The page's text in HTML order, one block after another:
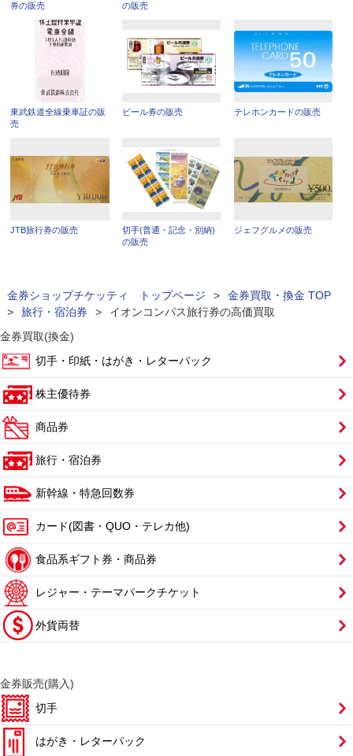
券の販売
の販売
東武鉄道全線乗車証の販
売
ビール券の販売 テレホンカードの販売
JTB旅行券の販売
切手(普通・記念・別納)
の販売
ジェフグルメの販売
金券ショップチケッティ トップページ >
金券買取・換金 TOP
>
旅行・宿泊券 >
イオンコンパス旅行券の高価買取
金券買取(換金)
切手・印紙・はがき・レターパック
株主優待券
商品券
旅行・宿泊券
新幹線・特急回数券
カード(図書・QUO・テレカ他)
食品系ギフト券・商品券
レジャー・テーマパークチケット
外貨両替
金券販売(購入)
切手
はがき・レターパック